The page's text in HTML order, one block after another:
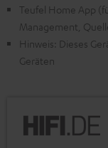
Teufel Home App
Management,
Hinweis: Dieses
Geräten